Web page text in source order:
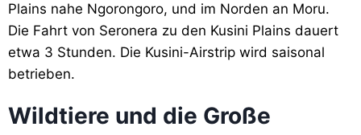
Plains nahe Ngorongoro, und im Norden an Moru.
Die Fahrt von Seronera zu den Kusini Plains dauert
etwa 3 Stunden. Die Kusini-Airstrip wird saisonal
betrieben.
Wildtiere und die Große